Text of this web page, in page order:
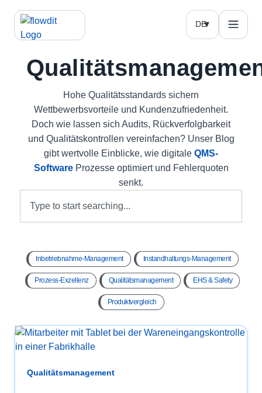
DE
Hohe Qualitätsstandards sichern
Wettbewerbsvorteile und Kundenzufriedenheit.
Doch wie lassen sich Audits, Rückverfolgbarkeit
und Qualitätskontrollen vereinfachen? Unser Blog
gibt wertvolle Einblicke, wie digitale QMS-
SoftwareProzesse optimiert und Fehlerquoten
senkt.
Inbetriebnahme-Management Instandhaltungs-Management
Prozess-Exzellenz Qualitätsmanagement EHS & Safety
Produktvergleich
Qualitätsmanagement